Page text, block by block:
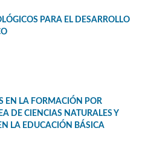
PARA EL DESARROLLO
EN LA FORMACIÓN POR
DE CIENCIAS NATURALES Y
LA EDUCACIÓN BÁSICA